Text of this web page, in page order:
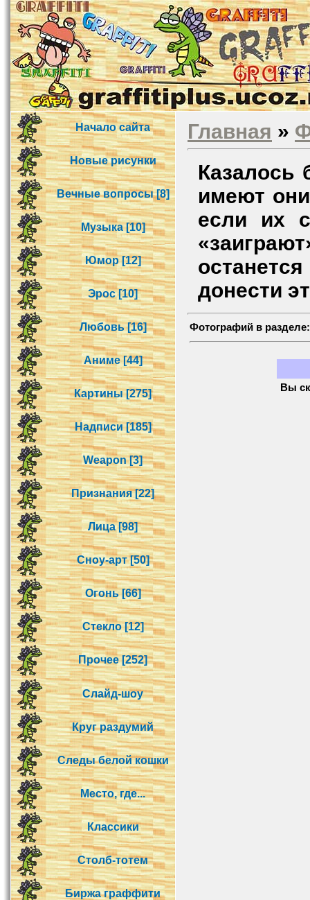
Начало сайта
Новые рисунки
Вечные вопросы [8]
Музыка [10]
Юмор [12]
Эрос [10]
Любовь [16]
Аниме [44]
Картины [275]
Надписи [185]
Weapon [3]
Признания [22]
Лица [98]
Сноу-арт [50]
Огонь [66]
Стекло [12]
Прочее [252]
Слайд-шоу
Круг раздумий
Следы белой кошки
Место, где...
Классики
Столб-тотем
Биржа граффити
Главная »
Казалось
имеют они
если их
донести
Фотографий в разделе
Вы